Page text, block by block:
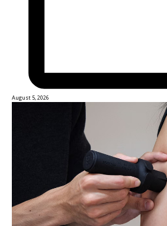
August 5, 2026